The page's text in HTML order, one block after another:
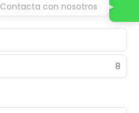
8
Contacta con nosotros